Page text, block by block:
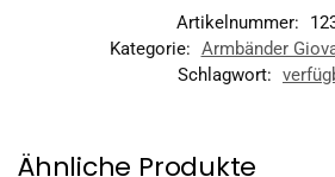
Artikelnummer:
Kategorie: Armbänder
Schlagwort:
Ähnliche Produkte